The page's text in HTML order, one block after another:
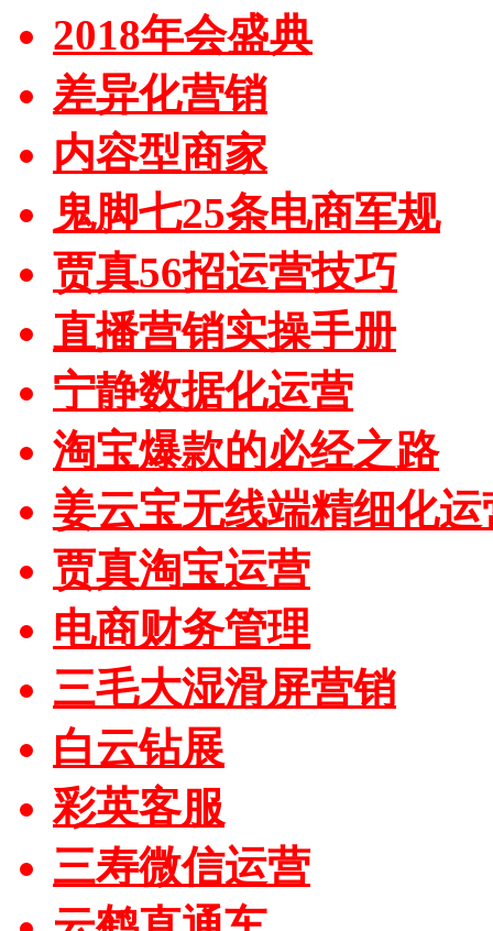
2018年会盛典
差异化营销
内容型商家
鬼脚七25条电商军规
贾真56招运营技巧
直播营销实操手册
宁静数据化运营
淘宝爆款的必经之路
姜云宝无线端精细化运
贾真淘宝运营
电商财务管理
三毛大湿滑屏营销
白云钻展
彩英客服
三寿微信运营